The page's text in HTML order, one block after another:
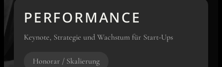
PERFORMANCE
Keynote, Strategie und Wachstum für Start-Ups
Honorar / Skalierung